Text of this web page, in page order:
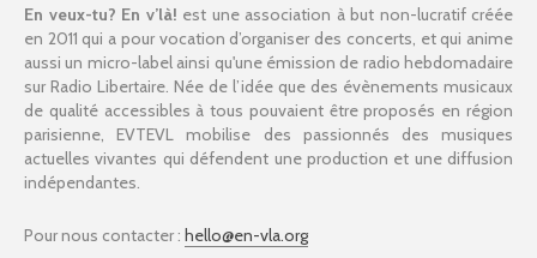
En veux-tu? En v’là! est une association à but non-lucratif créée
en 2011 qui a pour vocation d’organiser des concerts, et qui anime
aussi un micro-label ainsi qu'une émission de radio hebdomadaire
sur Radio Libertaire. Née de l’idée que des évènements musicaux
de qualité accessibles à tous pouvaient être proposés en région
parisienne, EVTEVL mobilise des passionnés des musiques
actuelles vivantes qui défendent une production et une diffusion
indépendantes.
Pour nous contacter : hello@en-vla.org